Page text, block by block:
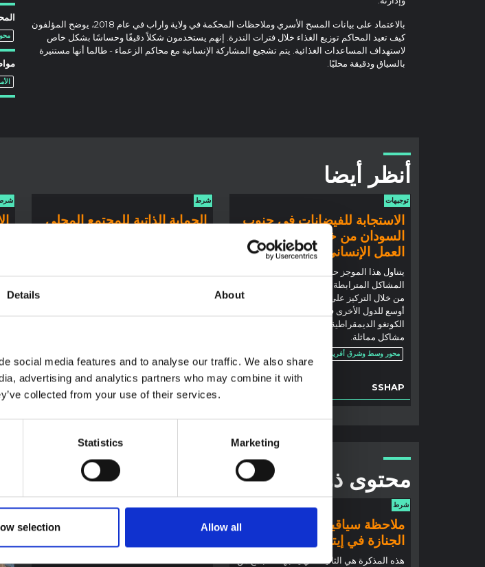
Details About
social media features and to analyse our traffic. We also share
advertising and analytics partners who may combine it with
collected from your use of their services.
Statistics Marketing
selection Allow all
بالاعتماد على بيانات المسح الأسري وملاحظات المحكمة في ولاية واراب في عام 2018، يوضح المؤلفون
كيف تعيد المحاكم توزيع الغذاء خلال فترات الندرة. إنهم يستخدمون شكلاً دقيقًا وحساسًا بشكل خاص
لاستهداف المساعدات الغذائية. يتم تشجيع المشاركة الإنسانية مع محاكم الزعماء - طالما أنها مستنيرة
بالسياق ودقيقة محليًا.
أنظر أيضا
توجيهات
الاستجابة للفيضانات في جنوب
السودان من خلال العلاقة بين
العمل الإنساني والسلام والتنمية
يتناول هذا الموجز حول الاعتبارات الرئيسية
المشاكل المترابطة في سياق جنوب السودان
من خلال التركيز على الفيضانات، مع أهمية
أوسع للدول الأخرى في المنطقة، مثل جمهورية
الكونغو الديمقراطية والسودان، التي تعاني من
مشاكل مماثلة.
محور وسط وشرق أفريقيا
SSHAP
2024
شرط
الحماية الذاتية للمجتمع المحلي
محور وسط وشرق أفريقيا
محتوى ذو صلة
شرط
ملاحظة سياقية: ممارسات
الجنازة في إيتوري
هذه المذكرة هي الثانية التي ينتجها "التجمع من
ملاحظة سياقية حول تفشي